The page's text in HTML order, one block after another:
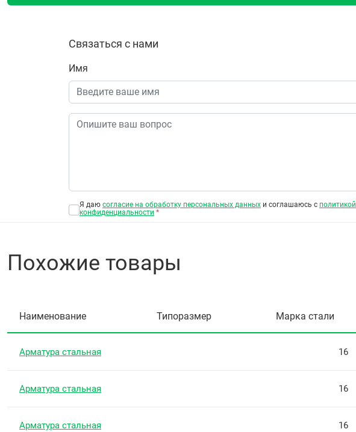
Связаться с нами
Имя
Я даю согласие на обработку персональных данных и соглашаюсь с политикой
конфиденциальности *
Похожие товары
Наименование Типоразмер Марка стали
Арматура стальная 16
Арматура стальная 16
Арматура стальная 16